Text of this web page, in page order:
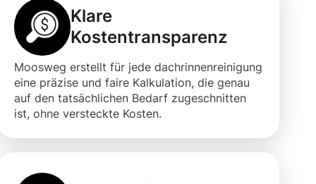
Klare
Kostentransparenz
Moosweg erstellt für jede dachrinnenreinigung
eine präzise und faire Kalkulation, die genau
auf den tatsächlichen Bedarf zugeschnitten
ist, ohne versteckte Kosten.